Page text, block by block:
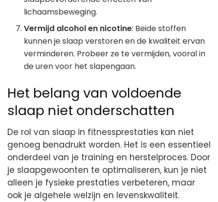
lichaamsbeweging.
Vermijd alcohol en nicotine: Beide stoffen
kunnen je slaap verstoren en de kwaliteit ervan
verminderen. Probeer ze te vermijden, vooral in
de uren voor het slapengaan.
Het belang van voldoende
slaap niet onderschatten
De rol van slaap in fitnessprestaties kan niet
genoeg benadrukt worden. Het is een essentieel
onderdeel van je training en herstelproces. Door
je slaapgewoonten te optimaliseren, kun je niet
alleen je fysieke prestaties verbeteren, maar
ook je algehele welzijn en levenskwaliteit.